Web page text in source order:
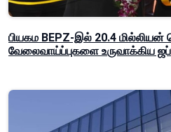
பியகம BEPZ-இல் 20.4 மில்லியன்
வேலைவாய்ப்புகளை உருவாக்கிய